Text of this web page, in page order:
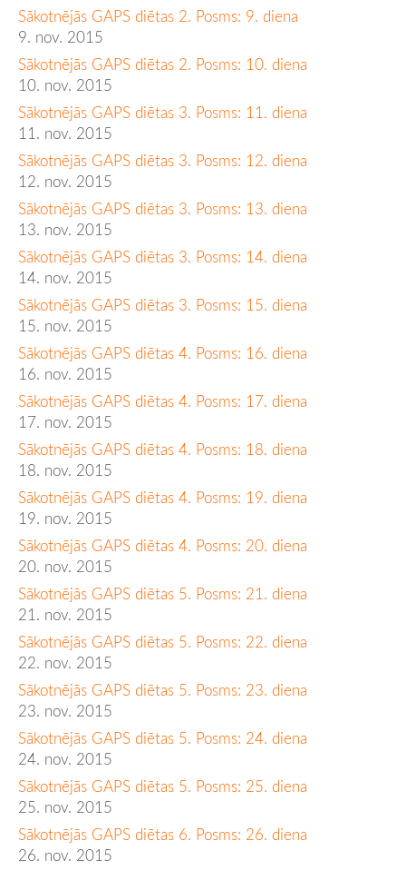
Sākotnējās GAPS diētas 2. Posms: 9. diena
9. nov. 2015
Sākotnējās GAPS diētas 2. Posms: 10. diena
10. nov. 2015
Sākotnējās GAPS diētas 3. Posms: 11. diena
11. nov. 2015
Sākotnējās GAPS diētas 3. Posms: 12. diena
12. nov. 2015
Sākotnējās GAPS diētas 3. Posms: 13. diena
13. nov. 2015
Sākotnējās GAPS diētas 3. Posms: 14. diena
14. nov. 2015
Sākotnējās GAPS diētas 3. Posms: 15. diena
15. nov. 2015
Sākotnējās GAPS diētas 4. Posms: 16. diena
16. nov. 2015
Sākotnējās GAPS diētas 4. Posms: 17. diena
17. nov. 2015
Sākotnējās GAPS diētas 4. Posms: 18. diena
18. nov. 2015
Sākotnējās GAPS diētas 4. Posms: 19. diena
19. nov. 2015
Sākotnējās GAPS diētas 4. Posms: 20. diena
20. nov. 2015
Sākotnējās GAPS diētas 5. Posms: 21. diena
21. nov. 2015
Sākotnējās GAPS diētas 5. Posms: 22. diena
22. nov. 2015
Sākotnējās GAPS diētas 5. Posms: 23. diena
23. nov. 2015
Sākotnējās GAPS diētas 5. Posms: 24. diena
24. nov. 2015
Sākotnējās GAPS diētas 5. Posms: 25. diena
25. nov. 2015
Sākotnējās GAPS diētas 6. Posms: 26. diena
26. nov. 2015